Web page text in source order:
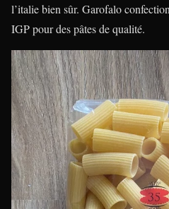
l’italie bien sûr. Garofalo
IGP pour des pâtes de qualité.